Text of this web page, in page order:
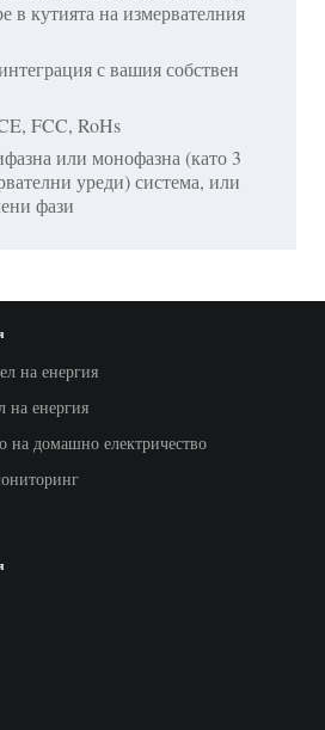
в кутията на измервателния
с вашия собствен
FCC, RoHs
или монофазна (като 3
уреди) система, или
фази
на енергия
на енергия
на домашно електричество